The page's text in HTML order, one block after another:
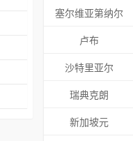
塞尔维亚第纳尔
卢布
沙特里亚尔
瑞典克朗
新加坡元